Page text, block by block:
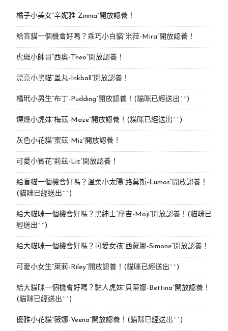
橘子小美女“辛妮雅-Zinnia”開放認養！
給盲貓一個機會好嗎？乖巧小白貓“米菈-Mira”開放認養！
虎斑小帥哥“西奧-Theo”開放認養！
漂亮小黑貓“墨丸-Inkball”開放認養！
橘玳小男生“布丁-Pudding”開放認養！(貓咪已經送出^^)
煙燻小虎妹“梅茲-Maze”開放認養！(貓咪已經送出^^)
灰色小花貓“蜜茲-Miz”開放認養！
可愛小賓花“莉茲-Liz”開放認養！
給盲貓一個機會好嗎？溫柔小太陽“路莫斯-Lumos”開放認養！
(貓咪已經送出^^)
給大貓咪一個機會好嗎？黑紳士“摩吉-Moji”開放認養！(貓咪已
經送出^^)
給大貓咪一個機會好嗎？可愛女孩“西蒙娜-Simone“開放認養！
可愛小女生“萊莉-Riley”開放認養！(貓咪已經送出^^)
給大貓咪一個機會好嗎？黏人虎妹“貝蒂娜-Bettina”開放認養！
(貓咪已經送出^^)
優雅小花貓“薇娜-Veena”開放認養！(貓咪已經送出^^)